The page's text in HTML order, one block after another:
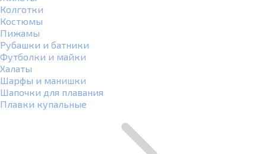
Колготки
Костюмы
Пижамы
Рубашки и батники
Футболки и майки
Халаты
Шарфы и манишки
Шапочки для плавания
Плавки купальные